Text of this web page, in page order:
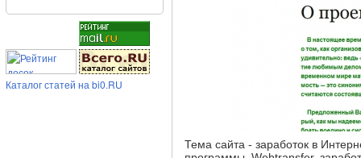
Каталог статей на bi0.RU
Тема сайта - заработок в